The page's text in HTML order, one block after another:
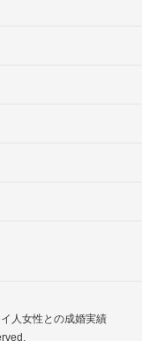
人女性との成婚実績